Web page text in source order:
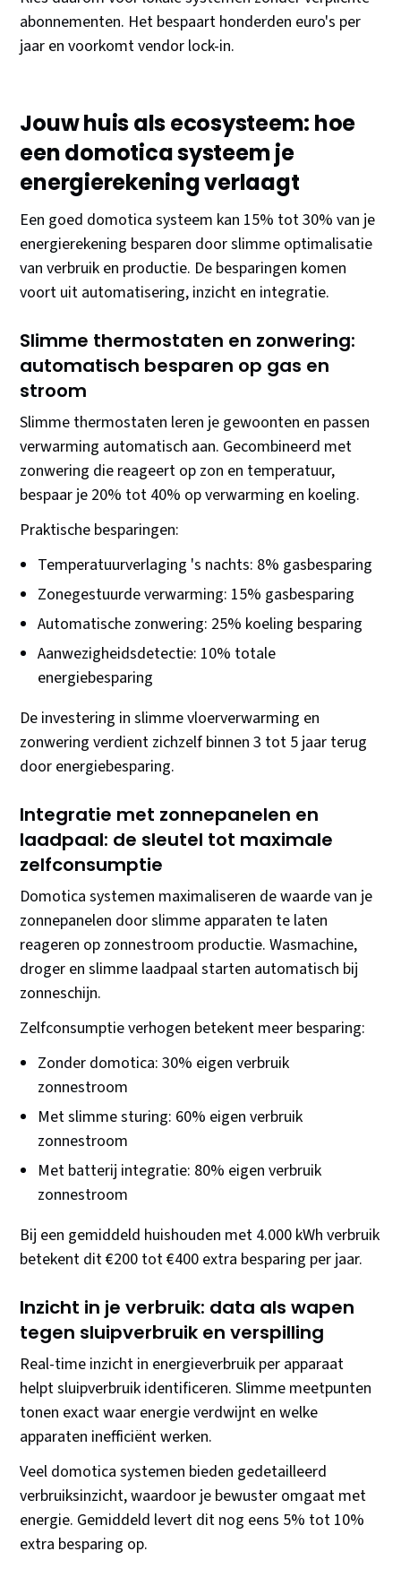
abonnementen. Het bespaart honderden euro's per
jaar en voorkomt vendor lock-in.
Jouw huis als ecosysteem: hoe
een domotica systeem je
energierekening verlaagt
Een goed domotica systeem kan 15% tot 30% van je
energierekening besparen door slimme optimalisatie
van verbruik en productie. De besparingen komen
voort uit automatisering, inzicht en integratie.
Slimme thermostaten en zonwering:
automatisch besparen op gas en
stroom
Slimme thermostaten leren je gewoonten en passen
verwarming automatisch aan. Gecombineerd met
zonwering die reageert op zon en temperatuur,
bespaar je 20% tot 40% op verwarming en koeling.
Praktische besparingen:
Temperatuurverlaging 's nachts: 8% gasbesparing
Zonegestuurde verwarming: 15% gasbesparing
Automatische zonwering: 25% koeling besparing
Aanwezigheidsdetectie: 10% totale
energiebesparing
De investering in slimme vloerverwarming en
zonwering verdient zichzelf binnen 3 tot 5 jaar terug
door energiebesparing.
Integratie met zonnepanelen en
laadpaal: de sleutel tot maximale
zelfconsumptie
Domotica systemen maximaliseren de waarde van je
zonnepanelen door slimme apparaten te laten
reageren op zonnestroom productie. Wasmachine,
droger en slimme laadpaal starten automatisch bij
zonneschijn.
Zelfconsumptie verhogen betekent meer besparing:
Zonder domotica: 30% eigen verbruik
zonnestroom
Met slimme sturing: 60% eigen verbruik
zonnestroom
Met batterij integratie: 80% eigen verbruik
zonnestroom
Bij een gemiddeld huishouden met 4.000 kWh verbruik
betekent dit €200 tot €400 extra besparing per jaar.
Inzicht in je verbruik: data als wapen
tegen sluipverbruik en verspilling
Real-time inzicht in energieverbruik per apparaat
helpt sluipverbruik identificeren. Slimme meetpunten
tonen exact waar energie verdwijnt en welke
apparaten inefficiënt werken.
Veel domotica systemen bieden gedetailleerd
verbruiksinzicht, waardoor je bewuster omgaat met
energie. Gemiddeld levert dit nog eens 5% tot 10%
extra besparing op.